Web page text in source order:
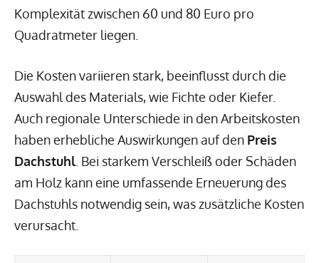
Komplexität zwischen 60 und 80 Euro pro
Quadratmeter liegen.
Die Kosten variieren stark, beeinflusst durch die
Auswahl des Materials, wie Fichte oder Kiefer.
Auch regionale Unterschiede in den Arbeitskosten
haben erhebliche Auswirkungen auf den Preis
Dachstuhl. Bei starkem Verschleiß oder Schäden
am Holz kann eine umfassende Erneuerung des
Dachstuhls notwendig sein, was zusätzliche Kosten
verursacht.